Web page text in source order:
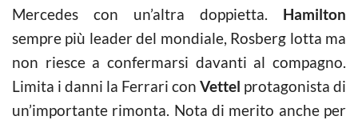
Mercedes con un’altra doppietta. Hamilton
sempre più leader del mondiale, Rosberg lotta ma
non riesce a confermarsi davanti al compagno.
Limita i danni la Ferrari con Vettel protagonista di
un’importante rimonta. Nota di merito anche per